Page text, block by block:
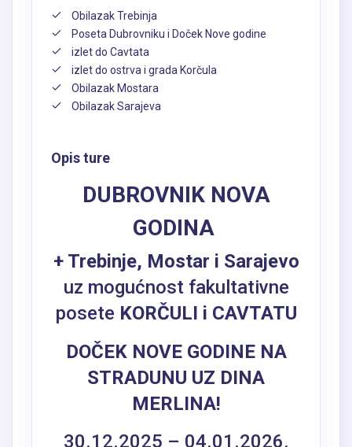
Obilazak Trebinja
Poseta Dubrovniku i Doček Nove godine
izlet do Cavtata
izlet do ostrva i grada Korčula
Obilazak Mostara
Obilazak Sarajeva
Opis ture
DUBROVNIK NOVA
GODINA
+ Trebinje, Mostar i Sarajevo
uz mogućnost fakultativne
posete KORČULI i CAVTATU
DOČEK NOVE GODINE NA
STRADUNU UZ DINA
MERLINA!
30.12.2025 – 04.01.2026.